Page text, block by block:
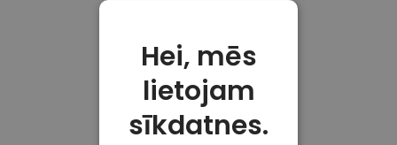
Hei, mēs
lietojam
sīkdatnes.